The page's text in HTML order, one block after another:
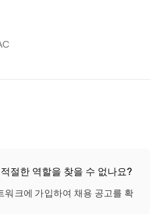
절한 역할을 찾을 수 없나요?
워크에 가입하여 채용 공고를 확